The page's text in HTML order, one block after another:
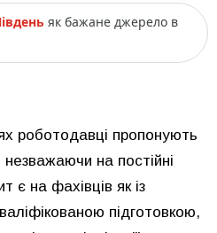
як бажане джерело в
роботодавці пропонують
на постійні
є на фахівців як із
підготовкою,